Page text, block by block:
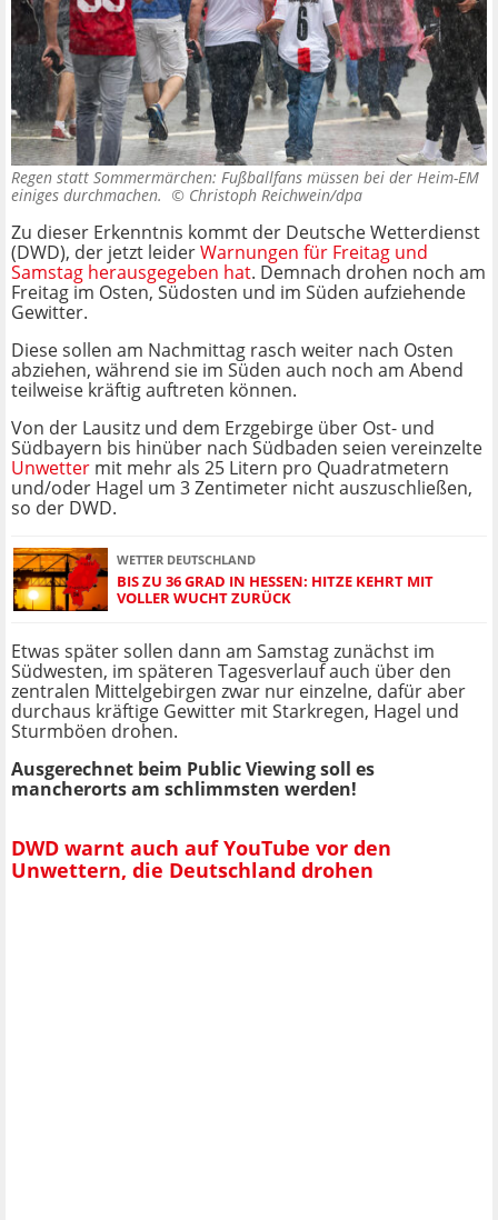
Regen statt Sommermärchen: Fußballfans müssen bei der Heim-EM
einiges durchmachen. © Christoph Reichwein/dpa
Zu dieser Erkenntnis kommt der Deutsche Wetterdienst
(DWD), der jetzt leiderWarnungen für Freitag und
Samstag herausgegeben hat. Demnach drohen noch am
Freitag im Osten, Südosten und im Süden aufziehende
Gewitter.
Diese sollen am Nachmittag rasch weiter nach Osten
abziehen, während sie im Süden auch noch am Abend
teilweise kräftig auftreten können.
Von der Lausitz und dem Erzgebirge über Ost- und
Südbayern bis hinüber nach Südbaden seien vereinzelte
Unwetter mit mehr als 25 Litern pro Quadratmetern
und/oder Hagel um 3 Zentimeter nicht auszuschließen,
so der DWD.
WETTER DEUTSCHLAND
BIS ZU 36 GRAD IN HESSEN: HITZE KEHRT MIT
VOLLER WUCHT ZURÜCK
Etwas später sollen dann am Samstag zunächst im
Südwesten, im späteren Tagesverlauf auch über den
zentralen Mittelgebirgen zwar nur einzelne, dafür aber
durchaus kräftige Gewitter mit Starkregen, Hagel und
Sturmböen drohen.
Ausgerechnet beim Public Viewing soll es
mancherorts am schlimmsten werden!
DWD warnt auch auf YouTube vor den
Unwettern, die Deutschland drohen